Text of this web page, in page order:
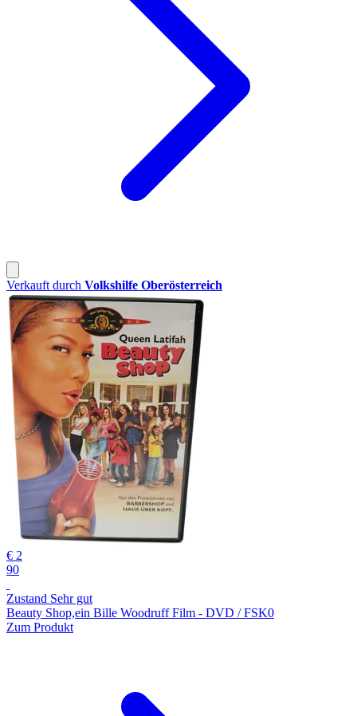
Verkauft durch Volkshilfe Oberösterreich
€ 2
90
Zustand Sehr gut
Beauty Shop,ein Bille Woodruff Film - DVD / FSK0
Zum Produkt